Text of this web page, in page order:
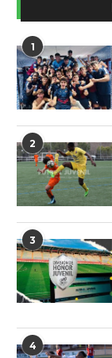
1
2
3
4